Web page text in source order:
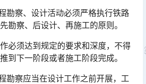
勘察、设计活动必须严格执行铁路
勘察、后设计、再施工的原则。
必须达到规定的要求和深度，不得
到下一阶段或者施工阶段完成。
勘察应当在设计工作之前开展，工